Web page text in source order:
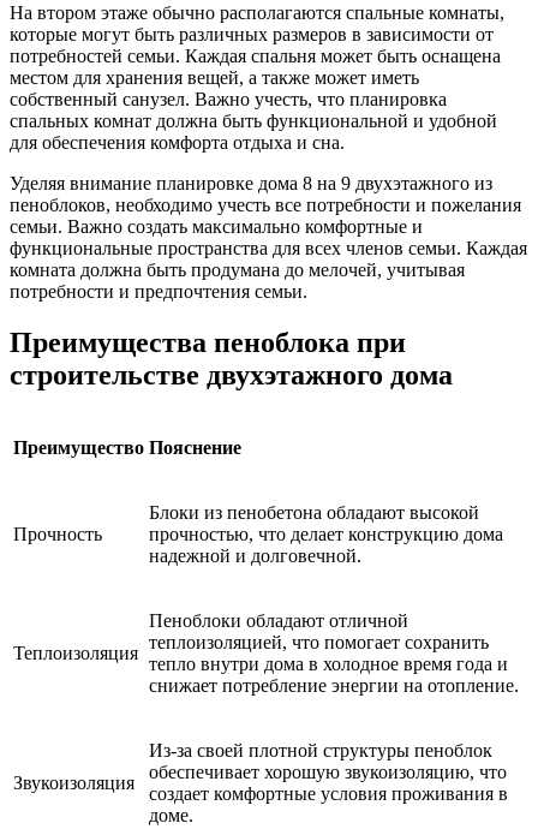
На втором этаже обычно располагаются спальные комнаты,
которые могут быть различных размеров в зависимости от
потребностей семьи. Каждая спальня может быть оснащена
местом для хранения вещей, а также может иметь
собственный санузел. Важно учесть, что планировка
спальных комнат должна быть функциональной и удобной
для обеспечения комфорта отдыха и сна.
Уделяя внимание планировке дома 8 на 9 двухэтажного из
пеноблоков, необходимо учесть все потребности и пожелания
семьи. Важно создать максимально комфортные и
функциональные пространства для всех членов семьи. Каждая
комната должна быть продумана до мелочей, учитывая
потребности и предпочтения семьи.
Преимущества пеноблока при
строительстве двухэтажного дома
Преимущество Пояснение
Прочность
Блоки из пенобетона обладают высокой
прочностью, что делает конструкцию дома
надежной и долговечной.
Теплоизоляция
Пеноблоки обладают отличной
теплоизоляцией, что помогает сохранить
тепло внутри дома в холодное время года и
снижает потребление энергии на отопление.
Звукоизоляция
Из-за своей плотной структуры пеноблок
обеспечивает хорошую звукоизоляцию, что
создает комфортные условия проживания в
доме.